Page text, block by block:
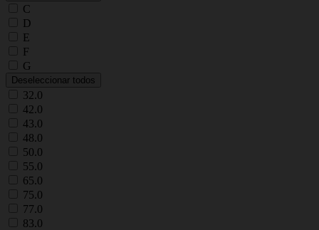
C
D
E
F
G
Deseleccionar todos
32.0
42.0
43.0
48.0
50.0
55.0
65.0
75.0
77.0
83.0